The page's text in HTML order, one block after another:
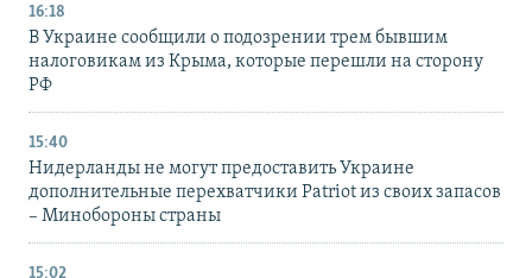
16:18
В Украине сообщили о подозрении трем бывшим
налоговикам из Крыма, которые перешли на сторону
РФ
15:40
Нидерланды не могут предоставить Украине
дополнительные перехватчики Patriot из своих запасов
– Минобороны страны
15:02